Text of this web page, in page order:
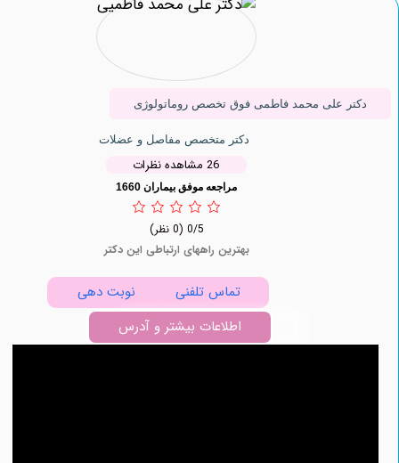
علی محمد فاطمی فوق تخصص روماتولوژی
دکتر متخصص مفاصل و عضلات
مراجعه موفق بیماران 1660
بهترین راههای ارتباطی این دکتر
تماس تلفنی
نوبت دهی
اطلاعات بیشتر و آدرس